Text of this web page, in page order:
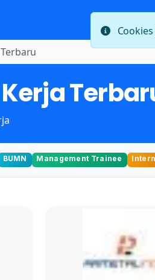
BUMN Management Trainee